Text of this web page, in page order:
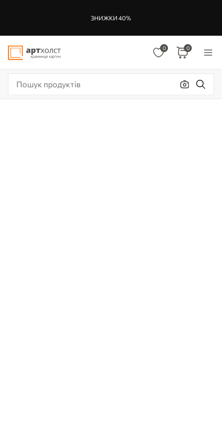
ЗНИЖКИ 40%
0 0